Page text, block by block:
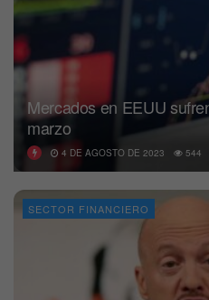
Mercados en EEUU
marzo
4 DE AGOSTO DE 2023 544
SECTOR FINANCIERO